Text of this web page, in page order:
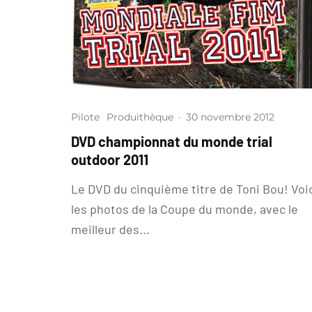
Pilote Produithèque · 30 novembre 2012
DVD championnat du monde trial
outdoor 2011
Le DVD du cinquième titre de Toni Bou!
les photos de la Coupe du monde, avec le
meilleur des...